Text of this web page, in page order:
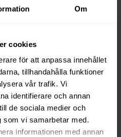
Om
cookies
för att anpassa innehållet
tillhandahålla funktioner
vår trafik. Vi
identifierare och annan
de sociala medier och
som vi samarbetar med.
informationen med annan